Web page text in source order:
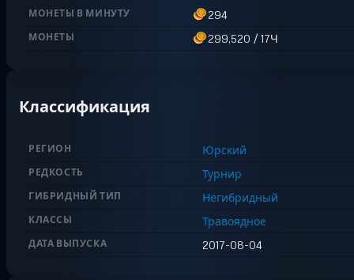
МОНЕТЫ В МИНУТУ 294
МОНЕТЫ 299,520 /17Ч
Классификация
РЕГИОН Юрский
РЕДКОСТЬ Турнир
ГИБРИДНЫЙ ТИП Негибридный
КЛАССЫ Травоядное
ДАТА ВЫПУСКА 2017-08-04